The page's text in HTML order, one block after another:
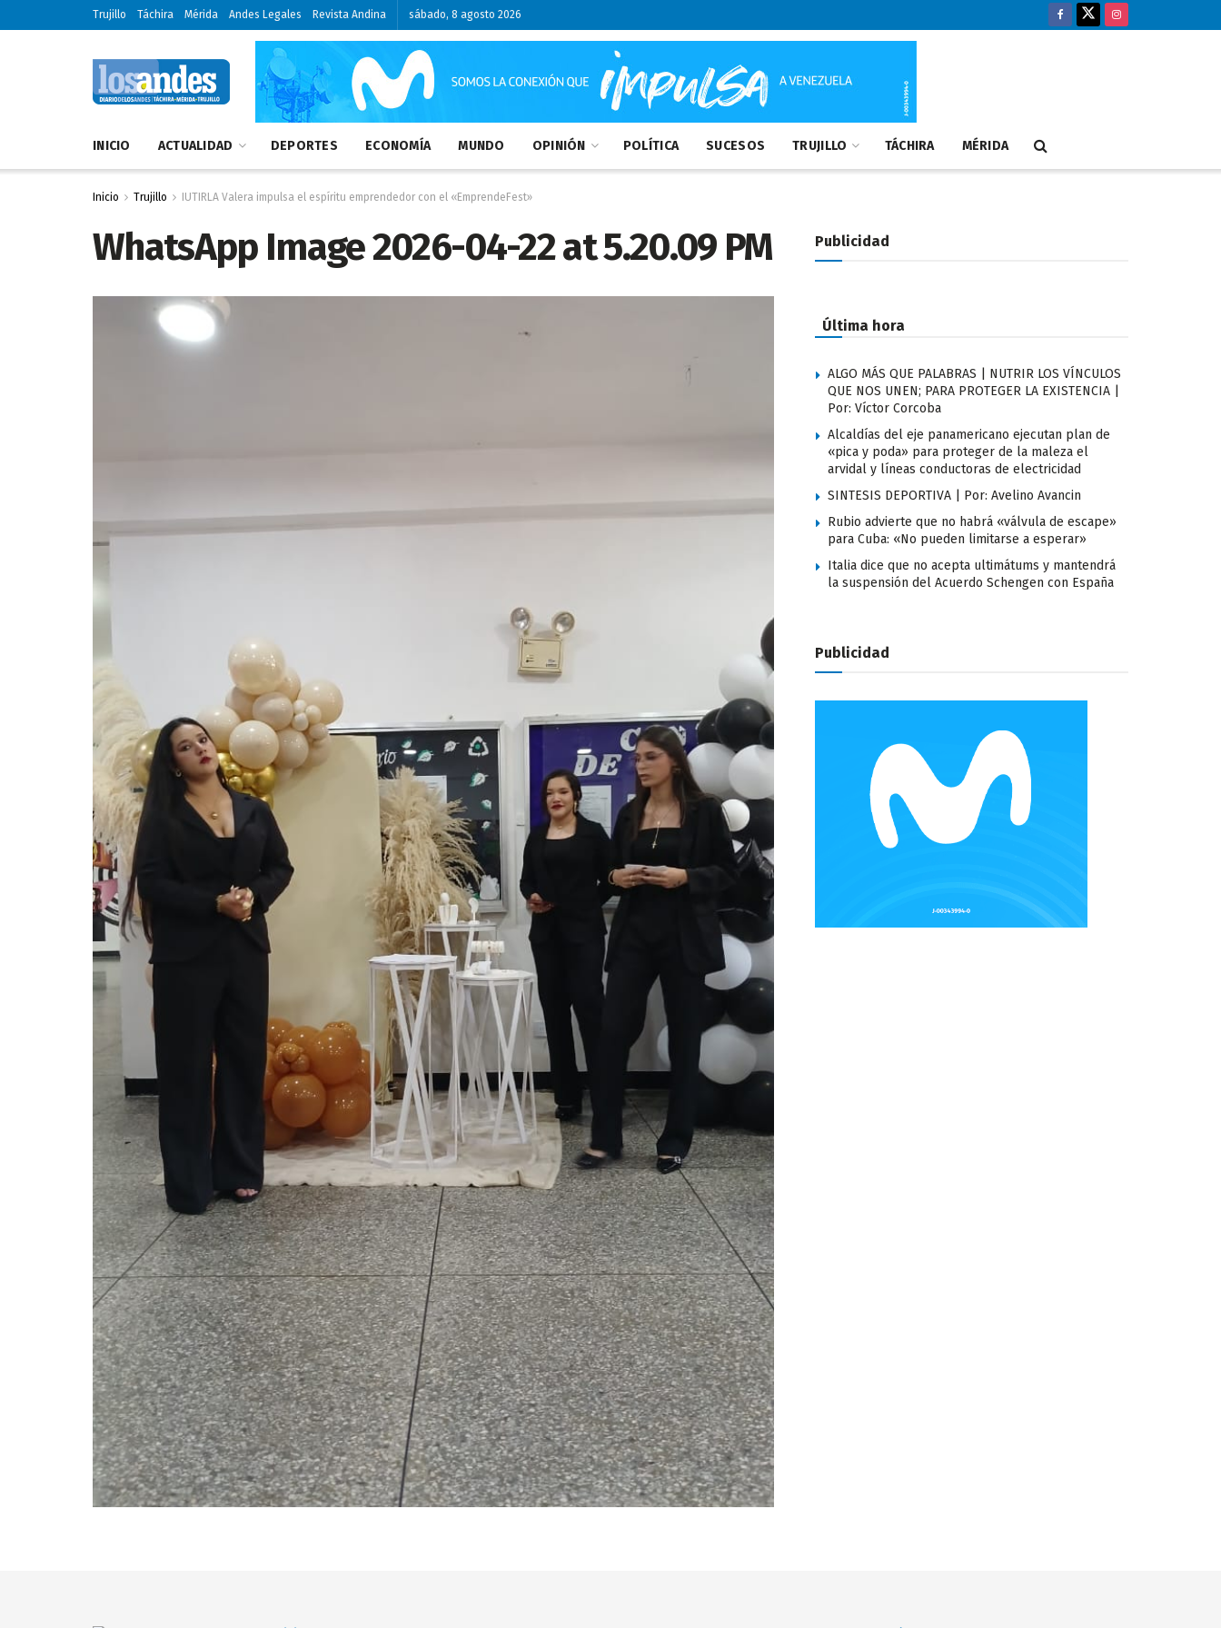
Trujillo Táchira Mérida Andes Legales Revista Andina sábado, 8 agosto 2026
INICIO ACTUALIDAD DEPORTES ECONOMÍA MUNDO OPINIÓN POLÍTICA SUCESOS TRUJILLO TÁCHIRA MÉRIDA
Inicio Trujillo IUTIRLA Valera impulsa el espíritu emprendedor con el «EmprendeFest»
WhatsApp Image 2026-04-22 at 5.20.09 PM Publicidad
Última hora
ALGO MÁS QUE PALABRAS | NUTRIR LOS VÍNCULOS
QUE NOS UNEN; PARA PROTEGER LA EXISTENCIA |
Por: Víctor Corcoba
Alcaldías del eje panamericano ejecutan plan de
«pica y poda» para proteger de la maleza el
arvidal y líneas conductoras de electricidad
SINTESIS DEPORTIVA | Por: Avelino Avancin
Rubio advierte que no habrá «válvula de escape»
para Cuba: «No pueden limitarse a esperar»
Italia dice que no acepta ultimátums y mantendrá
la suspensión del Acuerdo Schengen con España
Publicidad